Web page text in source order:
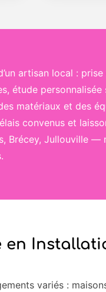
artisan local :
étude
matériaux et des
convenus et
Brécey, Jullouville —
en
variés :